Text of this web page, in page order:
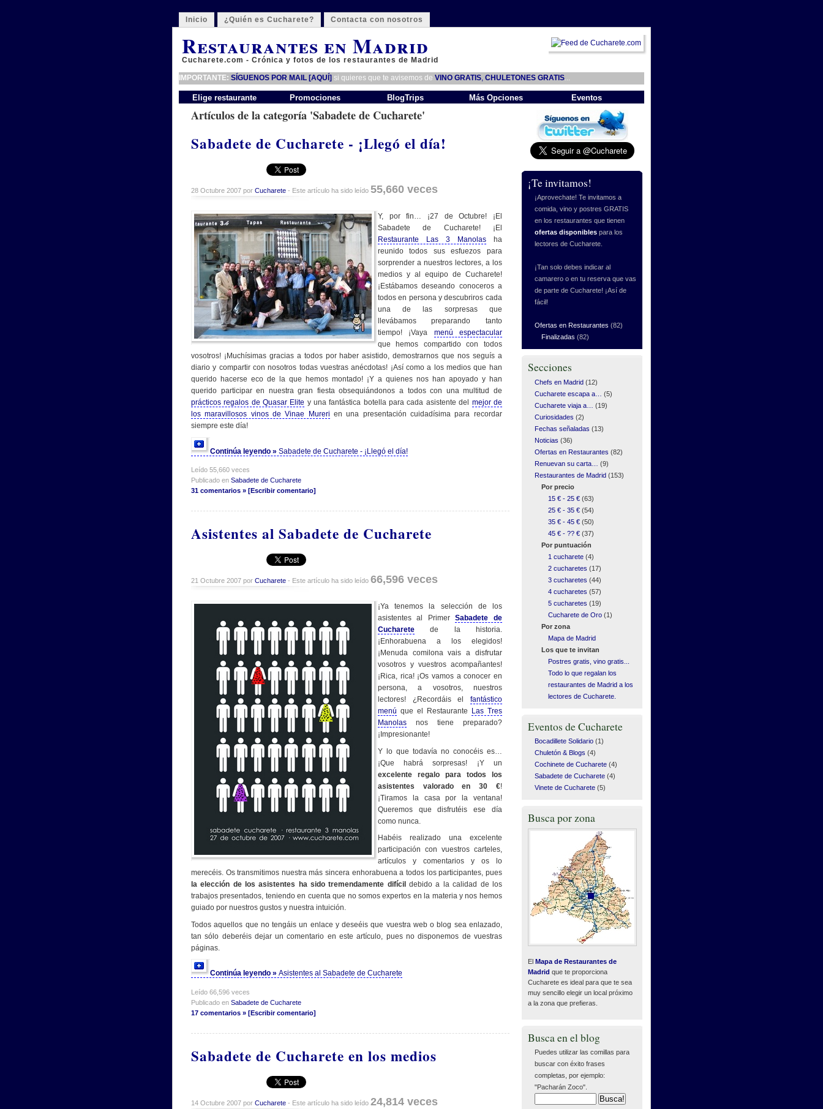
Inicio ¿Quién es Cucharete? Contacta con nosotros
Restaurantes en Madrid
Cucharete.com - Crónica y fotos de los restaurantes de Madrid
IMPORTANTE: SÍGUENOS POR MAIL [AQUÍ] si quieres que te avisemos de VINO GRATIS, CHULETONES GRATIS...
Elige restaurante Promociones BlogTrips Más Opciones Eventos
Artículos de la categoría 'Sabadete de Cucharete'
Sabadete de Cucharete - ¡Llegó el día!
28 Octubre 2007 por Cucharete - Este artículo ha sido leído 55,660 veces
Y, por fin… ¡27 de Octubre! ¡El
Sabadete de Cucharete! ¡El
Restaurante Las 3 Manolasha
reunido todos sus esfuezos para
sorprender a nuestros lectores, a los
medios y al equipo de Cucharete!
¡Estábamos deseando conoceros a
todos en persona y descubriros cada
una de las sorpresas que
llevábamos preparando tanto
tiempo! ¡Vaya menú espectacular
que hemos compartido con todos
vosotros! ¡Muchísimas gracias a todos por haber asistido, demostrarnos que nos seguís a
diario y compartir con nosotros todas vuestras anécdotas! ¡Así como a los medios que han
querido hacerse eco de la que hemos montado! ¡Y a quienes nos han apoyado y han
querido participar en nuestra gran fiesta obsequiándonos a todos con una multitud de
prácticos regalos de Quasar Elite y una fantástica botella para cada asistente del mejor de
los maravillosos vinos de Vinae Mureri en una presentación cuidadísima para recordar
siempre este día!
Continúa leyendo » Sabadete de Cucharete - ¡Llegó el día!
Leído 55,660 veces
Publicado en Sabadete de Cucharete
31 comentarios » [Escribir comentario]
Asistentes al Sabadete de Cucharete
21 Octubre 2007 por Cucharete - Este artículo ha sido leído 66,596 veces
¡Ya tenemos la selección de los
asistentes al PrimerSabadete de
Cucharete de la historia.
¡Enhorabuena a los elegidos!
¡Menuda comilona vais a disfrutar
vosotros y vuestros acompañantes!
¡Rica, rica! ¡Os vamos a conocer en
persona, a vosotros, nuestros
lectores! ¿Recordáis el fantástico
menú que el Restaurante
Las Tres
Manolas nos tiene preparado?
¡Impresionante!
Y lo que todavía no conocéis es…
¡Que habrá sorpresas! ¡Y un
excelente regalo para todos los
asistentes valorado en 30 €!
¡Tiramos la casa por la ventana!
Queremos que disfrutéis ese día
como nunca.
Habéis realizado una excelente
participación con vuestros carteles,
artículos y comentarios y os lo
merecéis. Os transmitimos nuestra más sincera enhorabuena a todos los participantes, pues
la elección de los asistentes ha sido tremendamente difícil debido a la calidad de los
trabajos presentados, teniendo en cuenta que no somos expertos en la materia y nos hemos
guiado por nuestros gustos y nuestra intuición.
Todos aquellos que no tengáis un enlace y deseéis que vuestra web o blog sea enlazado,
tan sólo deberéis dejar un comentario en este artículo, pues no disponemos de vuestras
páginas.
Continúa leyendo » Asistentes al Sabadete de Cucharete
Leído 66,596 veces
Publicado en Sabadete de Cucharete
17 comentarios » [Escribir comentario]
Sabadete de Cucharete en los medios
14 Octubre 2007 por Cucharete - Este artículo ha sido leído 24,814 veces
¡Te invitamos!
¡Aprovechate! Te invitamos a
comida, vino y postres GRATIS
en los restaurantes que tienen
ofertas disponiblespara los
lectores de Cucharete.
¡Tan solo debes indicar al
camarero o en tu reserva que vas
de parte de Cucharete! ¡Así de
fácil!
Ofertas en Restaurantes (82)
Finalizadas (82)
Secciones
Chefs en Madrid(12)
Cucharete escapa a…
(5)
Cucharete viaja a…
(19)
Curiosidades (2)
Fechas señaladas (13)
Noticias (36)
Ofertas en Restaurantes (82)
Renuevan su carta…
(9)
Restaurantes de Madrid(153)
Por precio
15 € - 25 €(63)
25 € - 35 €(54)
35 € - 45 €(50)
45 € - ?? €(37)
Por puntuación
1 cucharete(4)
2 cucharetes (17)
3 cucharetes (44)
4 cucharetes (57)
5 cucharetes (19)
Cucharete de Oro(1)
Por zona
Mapa de Madrid
Los que te invitan
Postres gratis, vino gratis...
Todo lo que regalan los
restaurantes de Madrid a los
lectores de Cucharete.
Eventos de Cucharete
Bocadillete Solidario(1)
Chuletón & Blogs (4)
Cochinete de Cucharete(4)
Sabadete de Cucharete(4)
Vinete de Cucharete(5)
Busca por zona
El Mapa de Restaurantes de
Madrid que te proporciona
Cucharete es ideal para que te sea
muy sencillo elegir un local próximo
a la zona que prefieras.
Busca en el blog
Puedes utilizar las comillas para
buscar con éxito frases
completas, por ejemplo:
"Pacharán Zoco".